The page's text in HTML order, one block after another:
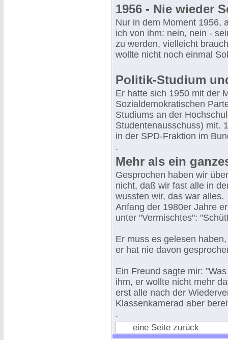
1956 - Nie wieder
Nur in dem Moment 1956,
ich von ihm: nein, nein -
zu werden, vielleicht
wollte nicht noch einmal
Politik-Studium
Er hatte sich 1950 mit der
Sozialdemokratischen
Studiums an der
Studentenausschuss) mit.
in der SPD-Fraktion im
.
Mehr als ein
Gesprochen haben wir
nicht, daß wir fast alle in
wussten wir, das war alles.
Anfang der 1980er Jahre
unter "Vermischtes":
Er muss es gelesen
er hat nie davon
Ein Freund sagte mir:
ihm, er wollte nicht mehr
erst alle nach der
Klassenkamerad aber
.
eine Seite zurück